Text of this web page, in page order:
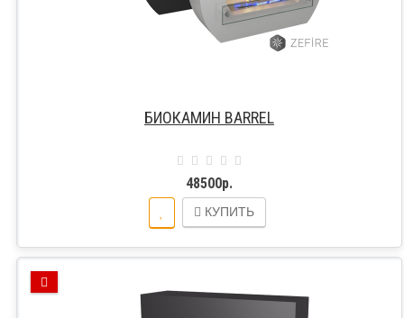
БИОКАМИН BARREL
48500р.
КУПИТЬ